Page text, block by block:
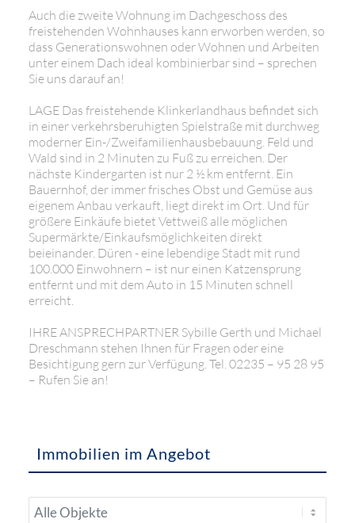
Auch die zweite Wohnung im Dachgeschoss des
freistehenden Wohnhauses kann erworben werden, so
dass Generationswohnen oder Wohnen und Arbeiten
unter einem Dach ideal kombinierbar sind – sprechen
Sie uns darauf an!
LAGE Das freistehende Klinkerlandhaus befindet sich
in einer verkehrsberuhigten Spielstraße mit durchweg
moderner Ein-/Zweifamilienhausbebauung. Feld und
Wald sind in 2 Minuten zu Fuß zu erreichen. Der
nächste Kindergarten ist nur 2 ½ km entfernt. Ein
Bauernhof, der immer frisches Obst und Gemüse aus
eigenem Anbau verkauft, liegt direkt im Ort. Und für
größere Einkäufe bietet Vettweiß alle möglichen
Supermärkte/Einkaufsmöglichkeiten direkt
beieinander. Düren - eine lebendige Stadt mit rund
100.000 Einwohnern – ist nur einen Katzensprung
entfernt und mit dem Auto in 15 Minuten schnell
erreicht.
IHRE ANSPRECHPARTNER Sybille Gerth und Michael
Dreschmann stehen Ihnen für Fragen oder eine
Besichtigung gern zur Verfügung. Tel. 02235 – 95 28 95
– Rufen Sie an!
Immobilien im Angebot